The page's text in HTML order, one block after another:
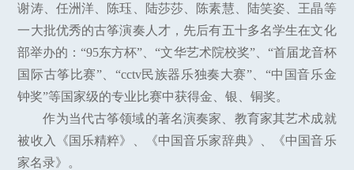
谢涛、任洲洋、陈珏、陆莎莎、陈素慧、陆笑姿、王晶等
一大批优秀的古筝演奏人才，先后有五十多名学生在文化
部举办的：“95东方杯”、“文华艺术院校奖”、“首届龙音杯
国际古筝比赛”、“cctv民族器乐独奏大赛”、“中国音乐金
钟奖”等国家级的专业比赛中获得金、银、铜奖。
作为当代古筝领域的著名演奏家、教育家其艺术成就
被收入《国乐精粹》、《中国音乐家辞典》、《中国音乐
家名录》。